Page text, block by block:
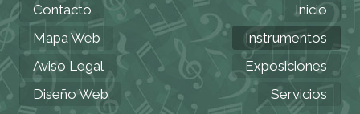
Contacto
Mapa Web
Aviso Legal
Diseño Web
Inicio
Instrumentos
Exposiciones
Servicios